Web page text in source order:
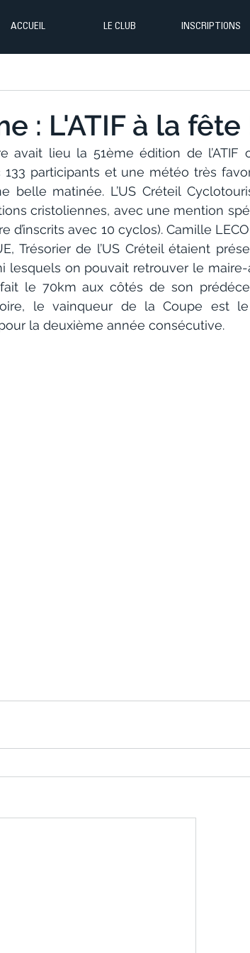
ACCUEIL LE CLUB INSCRIPTIONS
: L'ATIF à la fête
avait lieu la 51ème édition de l’ATIF
133 participants et une météo très
belle matinée. L’US Créteil
cristoliennes, avec une mention
d’inscrits avec 10 cyclos). Camille
Trésorier de l’US Créteil étaient
lesquels on pouvait retrouver le maire-
le 70km aux côtés de son
le vainqueur de la Coupe est
la deuxième année consécutive.